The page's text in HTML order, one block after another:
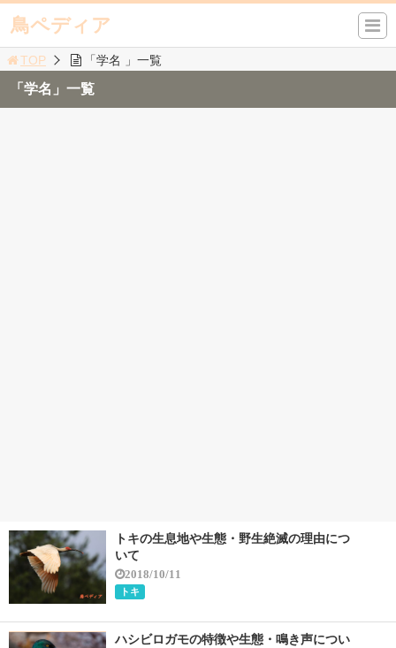
鳥ペディア
TOP 「学名 」一覧
「学名」一覧
トキの生息地や生態・野生絶滅の理由につ
いて
2018/10/11
トキ
ハシビロガモの特徴や生態・鳴き声につい